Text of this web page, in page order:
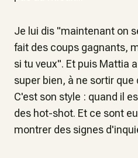
Je lui dis "maintenant on
fait des coups gagnants,
si tu veux". Et puis Mattia
super bien, à ne sortir
C'est son style : quand il
des hot-shot. Et ce sont
montrer des signes